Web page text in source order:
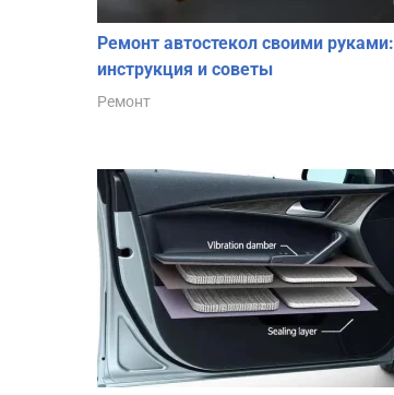
Ремонт автостекол своими руками:
инструкция и советы
Ремонт